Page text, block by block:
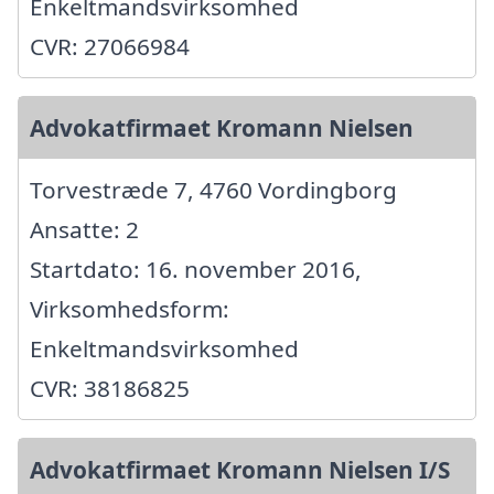
Enkeltmandsvirksomhed
CVR: 27066984
Advokatfirmaet Kromann Nielsen
Torvestræde 7, 4760 Vordingborg
Ansatte: 2
Startdato: 16. november 2016,
Virksomhedsform:
Enkeltmandsvirksomhed
CVR: 38186825
Advokatfirmaet Kromann Nielsen I/S